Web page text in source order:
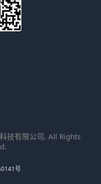
技有限公司. All Rights
号